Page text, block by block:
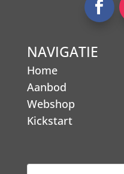
NAVIGATIE
Home
Aanbod
Webshop
Kickstart